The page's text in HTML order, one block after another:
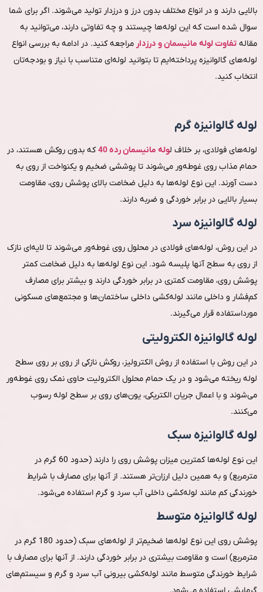
بالایی دارند و در انواع مختلف بدون درز و درزدار تولید می‌شوند. اگر برای شما
سوال شده است که این لوله‌ها چیستند و چه تفاوتی دارند، می‌توانید به
مقاله تفاوت لوله مانیسمان و درزدار مراجعه کنید. در ادامه به بررسی انواع
لوله‌های گالوانیزه پرداخته‌ایم تا بتوانید لوله‌ای متناسب با نیاز و بودجه‌تان
انتخاب کنید.
لوله گالوانیزه گرم
لوله‌های فولادی، بر خلاف لوله مانیسمان رده 40
که بدون روکش هستند، در
حمام مذاب روی غوطه‌ور می‌شوند تا پوششی ضخیم و یکنواخت از روی به
دست آورند. این نوع لوله‌ها به دلیل ضخامت بالای پوشش روی، مقاومت
بسیار بالایی در برابر خوردگی و ضربه دارند.
لوله گالوانیزه سرد
در این روش، لوله‌های فولادی در محلول روی غوطه‌ور می‌شوند تا لایه‌ای نازک
از روی به سطح آنها پلیسه شود. این نوع لوله‌ها به دلیل ضخامت کمتر
پوشش روی، مقاومت کمتری در برابر خوردگی دارند و بیشتر برای مصارف
کم‌فشار و داخلی مانند لوله‌کشی داخلی ساختمان‌ها و مجتمع‌های مسکونی
مورداستفاده قرار می‌گیرند.
لوله گالوانیزه الکترولیتی
در این روش با استفاده از روش الکترولیز، روکش نازکی از روی بر روی سطح
لوله ریخته می‌شود و در یک حمام محلول الکترولیت حاوی نمک روی غوطه‌ور
می‌شوند و با اعمال جریان الکتریکی، یون‌های روی بر سطح لوله رسوب
می‌کنند.
لوله گالوانیزه سبک
این نوع لوله‌ها کمترین میزان پوشش روی را دارند (حدود 60 گرم در
مترمربع) و به همین دلیل ارزان‌تر هستند. از آنها برای مصارف با شرایط
خورندگی کم مانند لوله‌کشی داخلی آب سرد و گرم استفاده می‌شود.
لوله گالوانیزه متوسط
پوشش روی این نوع لوله‌ها ضخیم‌تر از لوله‌های سبک (حدود 180 گرم در
مترمربع) است و مقاومت بیشتری در برابر خوردگی دارند. از آنها برای مصارف با
شرایط خورندگی متوسط مانند لوله‌کشی بیرونی آب سرد و گرم و سیستم‌های